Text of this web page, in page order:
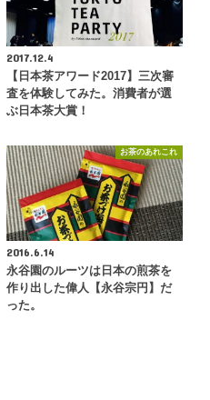
2017.12.4
【日本茶アワード2017】三次審
査を体験してみた。消費者が選
ぶ日本茶大賞！
お茶のあれこれ
2016.6.14
永谷園のルーツは日本の煎茶を
作り出した偉人【永谷宗円】だ
った。